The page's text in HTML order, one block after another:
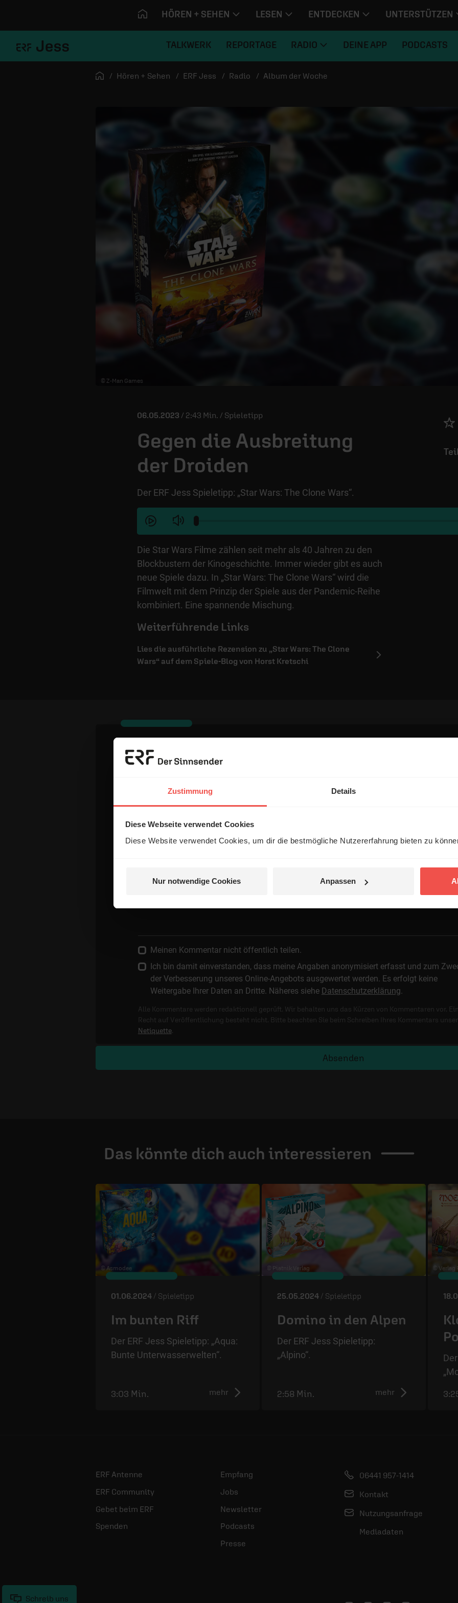
Zustimmung Details
Diese Webseite verwendet Cookies
Diese Website verwendet Cookies, um dir die bestmögliche Nutzererfahrung bieten zu
Nur notwendige Cookies Anpassen
HÖREN + SEHEN LESEN ENTDECKEN UNTERSTÜTZEN
TALKWERK REPORTAGE RADIO DEINE APP PODCASTS
Startseite
Hören + Sehen ERF Jess Radio Album der Woche
© Z-Man Games
06.05.2023 / 2:43 Min. / Spieletipp
Gegen die Ausbreitung
der Droiden
Der ERF Jess Spieletipp: „Star Wars: The Clone Wars“.
Die Star Wars Filme zählen seit mehr als 40 Jahren zu den
Blockbustern der Kinogeschichte. Immer wieder gibt es auch
neue Spiele dazu. In „Star Wars: The Clone Wars“ wird die
Filmwelt mit dem Prinzip der Spiele aus der Pandemic-Reihe
kombiniert. Eine spannende Mischung.
Weiterführende Links
Lies die ausführliche Rezension zu „Star Wars: The Clone
Wars“ auf dem Spiele-Blog von Horst Kretschi
Dein Kommentar
E-Mail:
Meinen Kommentar nicht öffentlich teilen.
Ich bin damit einverstanden, dass meine Angaben anonymisiert erfasst und zum
der Verbesserung unseres Online-Angebots ausgewertet werden. Es erfolgt keine
Weitergabe Ihrer Daten an Dritte. Näheres siehe Datenschutzerklärung.
Alle Kommentare werden redaktionell geprüft. Wir behalten uns das Kürzen von Kommentaren vor. Ein
Recht auf Veröffentlichung besteht nicht. Bitte beachten Sie beim Schreiben Ihres Kommentars
Netiquette.
Absenden
Das könnte dich auch interessieren
© Asmodee
01.06.2024 / Spieletipp
Im bunten Riff
Der ERF Jess Spieletipp: „Aqua:
Bunte Unterwasserwelten“.
mehr
3:03 Min.
© Piatnik Verlag
25.05.2024 / Spieletipp
Domino in den Alpen
Der ERF Jess Spieletipp:
„Alpino“.
mehr
2:58 Min.
© Verlag
ERF Antenne
ERF Community
Gebet beim ERF
Spenden
Empfang
Jobs
Newsletter
Podcasts
Presse
06441 957-1414
Kontakt
Nutzungsanfrage
Mediadaten
Schreib uns